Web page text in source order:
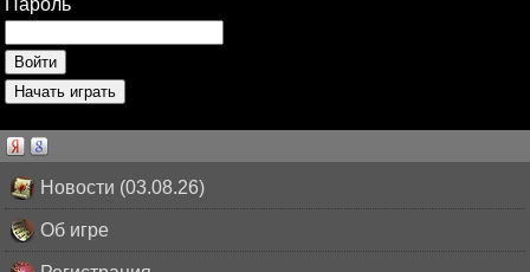
Пароль
Новости (03.08.26)
Об игре